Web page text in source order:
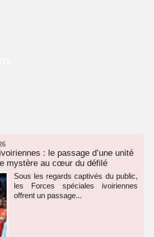
: le passage d’une unité
mystère au cœur du défilé
Sous les regards captivés du public,
les Forces spéciales ivoiriennes
offrent un passage...